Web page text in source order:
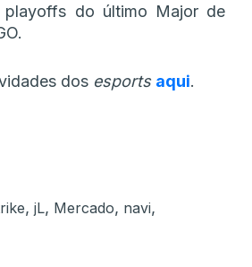
playoffs do último Major de
dos esports aqui.
, jL, Mercado, navi,